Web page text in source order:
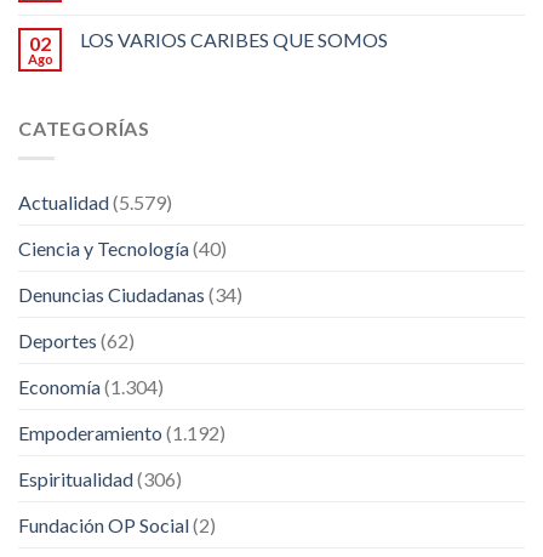
02
Ago
LOS VARIOS CARIBES QUE SOMOS
CATEGORÍAS
Actualidad(5.579)
Ciencia y Tecnología(40)
Denuncias Ciudadanas (34)
Deportes (62)
Economía(1.304)
Empoderamiento (1.192)
Espiritualidad(306)
Fundación OP Social(2)